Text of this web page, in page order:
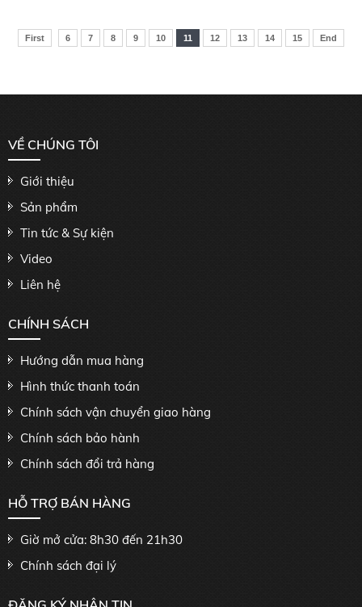
First 6 7 8 9 10 11 12 13 14 15 End
VỀ CHÚNG TÔI
Giới thiệu
Sản phẩm
Tin tức & Sự kiện
Video
Liên hệ
CHÍNH SÁCH
Hướng dẫn mua hàng
Hình thức thanh toán
Chính sách vận chuyển giao hàng
Chính sách bảo hành
Chính sách đổi trả hàng
HỖ TRỢ BÁN HÀNG
Giờ mở cửa: 8h30 đến 21h30
Chính sách đại lý